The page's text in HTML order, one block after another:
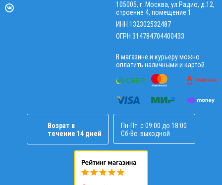
105005, г. Москва, ул.Радио, д.12,
строение 4, помещение 1
ИНН 132302532487
ОГРН 314784704400433
В магазине и курьеру можно
оплатить наличными и картой.
Возрат в
течение 14 дней
Пн-Пт: с 09:00 до 18:00
Сб-Вс: выходной